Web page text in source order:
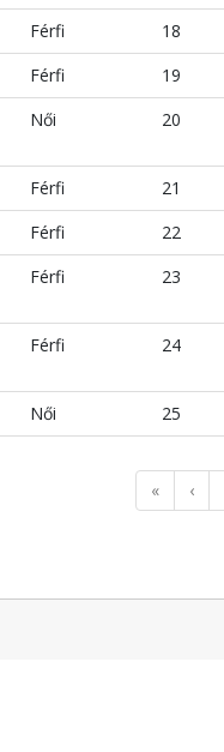
Férfi
18
Férfi
19
Női 20
Férfi
21
Férfi
22
Férfi 23
Férfi 24
Női 25
« ‹